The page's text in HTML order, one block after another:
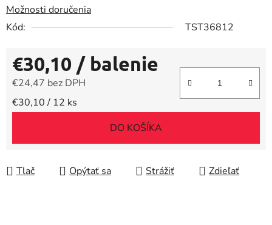
Možnosti doručenia
Kód:
TST36812
€30,10 / balenie
€24,47 bez DPH
Jednotková cena:
€30,10 / 12 ks
DO KOŠÍKA
Tlač Opýtať sa Strážiť Zdieľať